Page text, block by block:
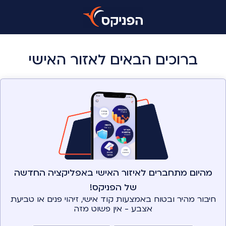
ברוכים הבאים לאזור האישי
מהיום מתחברים לאיזור האישי באפליקציה החדשה
של הפניקס!
חיבור מהיר ובטוח באמצעות קוד אישי, זיהוי פנים או טביעת
אצבע - אין פשוט מזה